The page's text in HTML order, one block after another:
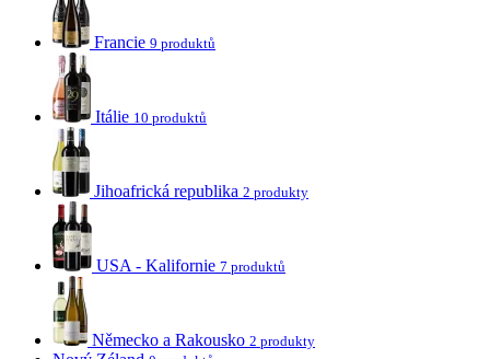
Francie 9 produktů
Itálie 10 produktů
Jihoafrická republika 2 produkty
USA - Kalifornie 7 produktů
Německo a Rakousko 2 produkty